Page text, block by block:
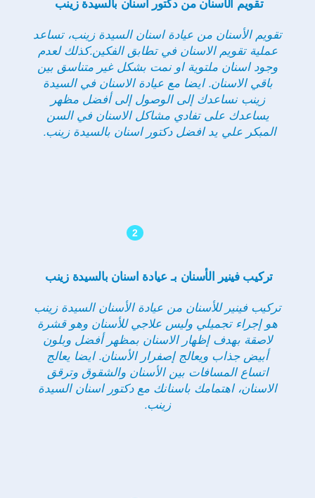
تقويم الأسنان من دكتور اسنان بالسيدة زينب
تقويم الأسنان من عيادة اسنان السيدة زينب، تساعد
عملية تقويم الاسنان في تطابق الفكين.كذلك لعدم
وجود اسنان ملتوية او نمت بشكل غير متناسق بين
باقي الاسنان. ايضا مع عيادة الاسنان في السيدة
زينب نساعدك إلى الوصول إلى أفضل مظهر
يساعدك على تفادي مشاكل الاسنان في السن
المبكر علي يد افضل دكتور اسنان بالسيدة زينب.
2
تركيب فينير الأسنان بـ عيادة اسنان بالسيدة زينب
تركيب فينير للأسنان من عيادة الأسنان السيدة زينب
هو إجراء تجميلي وليس علاجي للأسنان وهو قشرة
لاصقة بهدف إظهار الاسنان بمظهر أفضل وبلون
أبيض جذاب ويعالج إصفرار الأسنان. ايضا يعالج
اتساع المسافات بين الأسنان والشقوق وترقق
الاسنان، اهتمامك باسنانك مع دكتور اسنان السيدة
زينب.